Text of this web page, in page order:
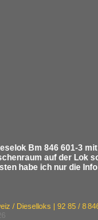
Bm 846 601-3
auf der Lok
habe ich nur die
/ Dieselloks | 92 85 / 8